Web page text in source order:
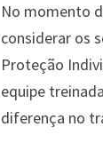
No momento
considerar os
Proteção
equipe
diferença no